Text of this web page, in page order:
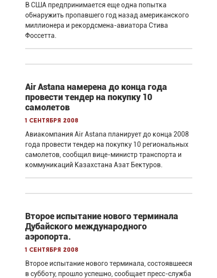
В США предпринимается еще одна попытка
обнаружить пропавшего год назад американского
миллионера и рекордсмена-авиатора Стива
Фоссетта.
Air Astana намерена до конца года
провести тендер на покупку 10
самолетов
1 сентября 2008
Авиакомпания Air Astana планирует до конца 2008
года провести тендер на покупку 10 региональных
самолетов, сообщил вице-министр транспорта и
коммуникаций Казахстана Азат Бектуров.
Второе испытание нового терминала
Дубайского международного
аэропорта.
1 сентября 2008
Второе испытание нового терминала, состоявшееся
в субботу, прошло успешно, сообщает пресс-служба